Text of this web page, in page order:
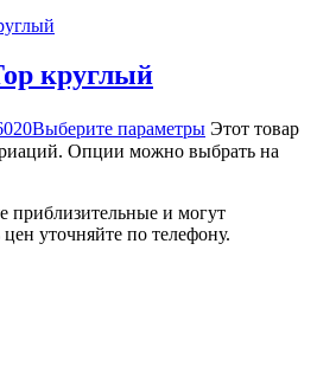
круглый
Выберите параметры Этот товар
Опции можно выбрать на
и могут
цен уточняйте по телефону.